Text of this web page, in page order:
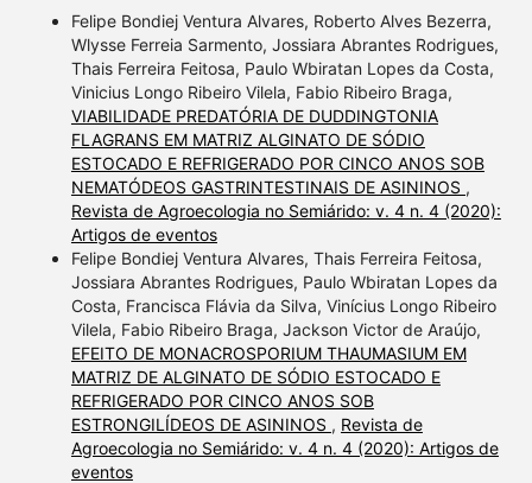
a label indicating in which
section the citation was
made.
Felipe Bondiej Ventura Alvares, Roberto Alves Bezerra,
Wlysse Ferreia Sarmento, Jossiara Abrantes Rodrigues,
Thais Ferreira Feitosa, Paulo Wbiratan Lopes da Costa,
Vinicius Longo Ribeiro Vilela, Fabio Ribeiro Braga,
VIABILIDADE PREDATÓRIA DE DUDDINGTONIA
FLAGRANS EM MATRIZ ALGINATO DE SÓDIO
ESTOCADO E REFRIGERADO POR CINCO ANOS SOB
NEMATÓDEOS GASTRINTESTINAIS DE ASININOS ,
Revista de Agroecologia no Semiárido: v. 4 n. 4 (2020):
Artigos de eventos
Felipe Bondiej Ventura Alvares, Thais Ferreira Feitosa,
Jossiara Abrantes Rodrigues, Paulo Wbiratan Lopes da
Costa, Francisca Flávia da Silva, Vinícius Longo Ribeiro
Vilela, Fabio Ribeiro Braga, Jackson Victor de Araújo,
EFEITO DE MONACROSPORIUM THAUMASIUM EM
MATRIZ DE ALGINATO DE SÓDIO ESTOCADO E
REFRIGERADO POR CINCO ANOS SOB
ESTRONGILÍDEOS DE ASININOS , Revista de
Agroecologia no Semiárido: v. 4 n. 4 (2020): Artigos de
eventos